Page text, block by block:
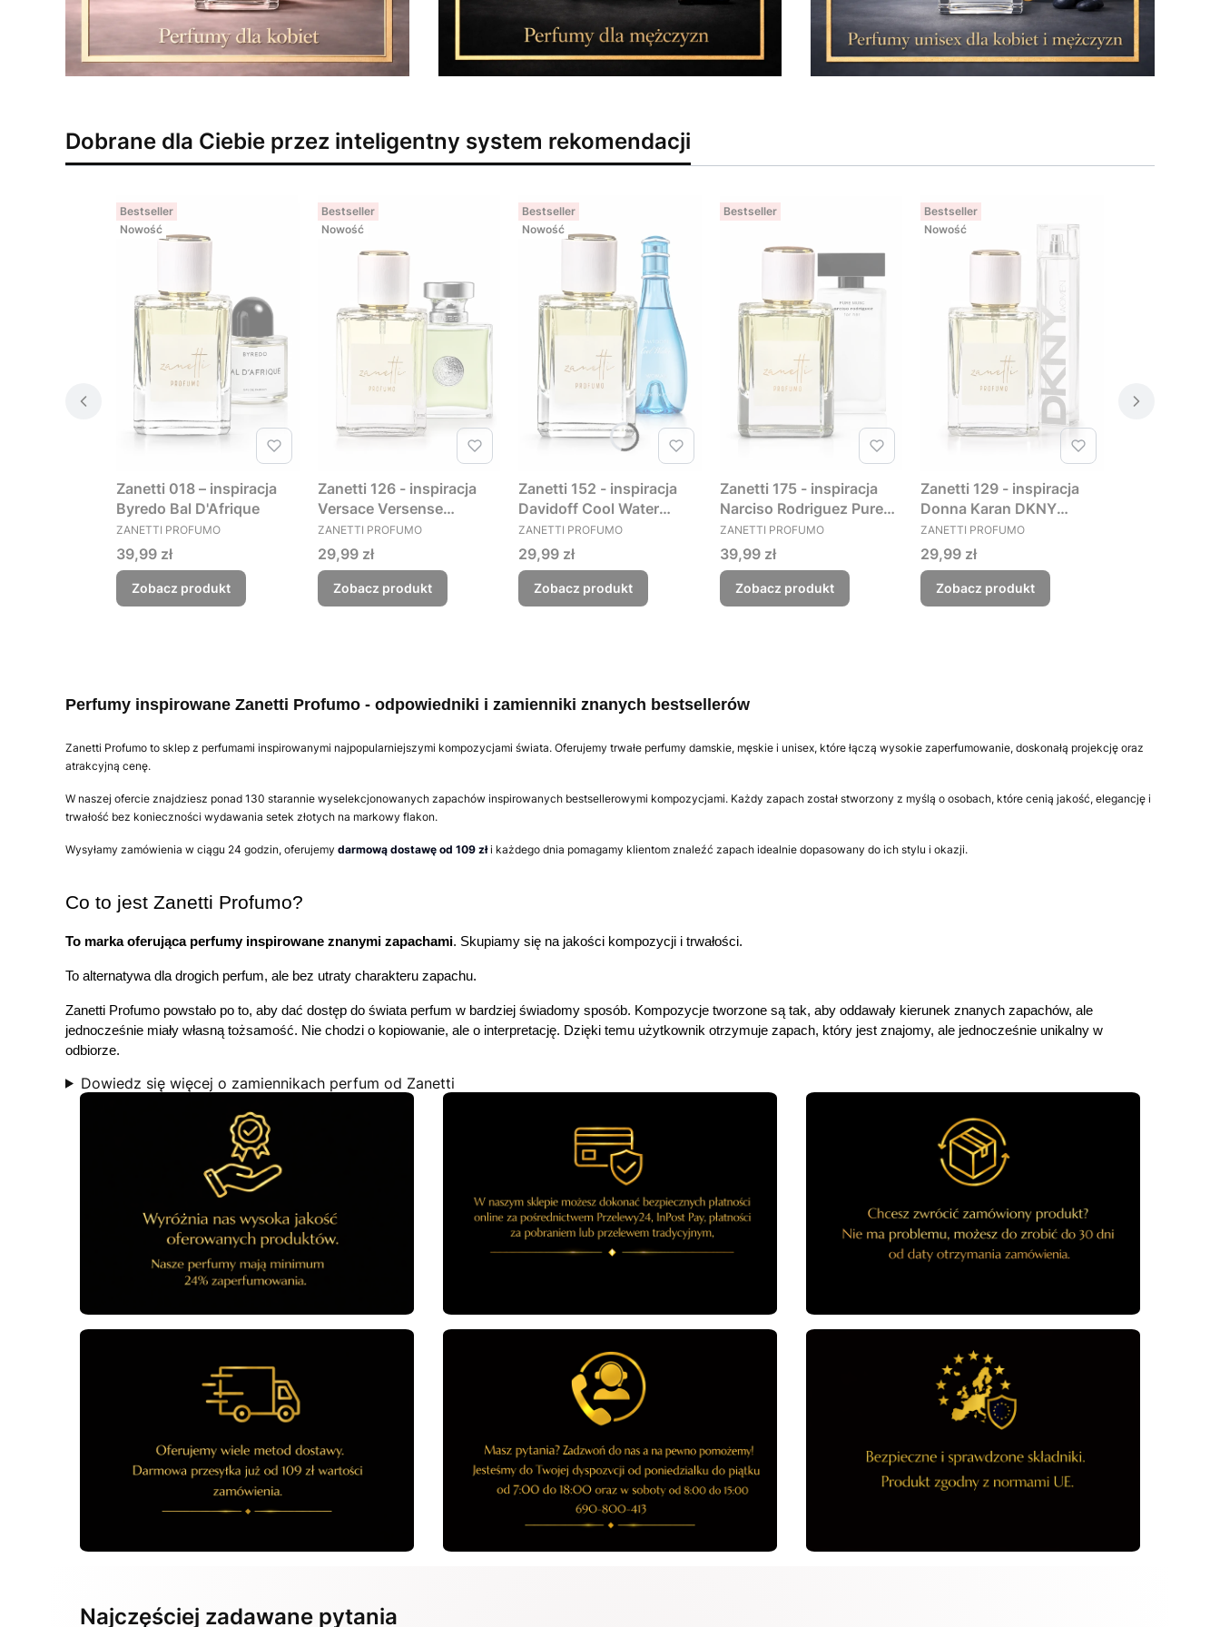
Dobrane dla Ciebie przez inteligentny system rekomendacji
Bestseller
Nowość
Zanetti 018 – inspiracja
Byredo Bal D'Afrique
PRODUCENT
ZANETTI PROFUMO
Cena
39,99 zł
Zobacz produkt
Bestseller
Nowość
Zanetti 126 - inspiracja
Versace Versense
perfumy damskie
cytrusowo - drzewno -
kwiatowe
PRODUCENT
ZANETTI PROFUMO
Cena
29,99 zł
Zobacz produkt
Bestseller
Nowość
Zanetti 152 - inspiracja
Davidoff Cool Water
Woman perfumy damskie
kwiatowo - wodne
PRODUCENT
ZANETTI PROFUMO
Cena
29,99 zł
Zobacz produkt
Bestseller
Zanetti 175 - inspiracja
Narciso Rodriguez Pure
Musc For Her
PRODUCENT
ZANETTI PROFUMO
Cena
39,99 zł
Zobacz produkt
Bestseller
Nowość
Zanetti 129 - inspiracja
Donna Karan DKNY
women perfumy damskie
świeże / cytrusowo –
zielone z nutą kwiatów
PRODUCENT
ZANETTI PROFUMO
Cena
29,99 zł
Zobacz produkt
Perfumy inspirowane Zanetti Profumo - odpowiedniki i zamienniki znanych bestsellerów
Zanetti Profumo to sklep z perfumami inspirowanymi najpopularniejszymi kompozycjami świata. Oferujemy trwałe perfumy damskie, męskie i unisex, które łączą wysokie zaperfumowanie, doskonałą projekcję oraz
atrakcyjną cenę.
W naszej ofercie znajdziesz ponad 130 starannie wyselekcjonowanych zapachów inspirowanych bestsellerowymi kompozycjami. Każdy zapach został stworzony z myślą o osobach, które cenią jakość, elegancję i
trwałość bez konieczności wydawania setek złotych na markowy flakon.
Wysyłamy zamówienia w ciągu 24 godzin, oferujemy darmową dostawę od 109 złi każdego dnia pomagamy klientom znaleźć zapach idealnie dopasowany do ich stylu i okazji.
Co to jest Zanetti Profumo?
To marka oferująca perfumy inspirowane znanymi zapachami. Skupiamy się na jakości kompozycji i trwałości.
To alternatywa dla drogich perfum, ale bez utraty charakteru zapachu.
Zanetti Profumo powstało po to, aby dać dostęp do świata perfum w bardziej świadomy sposób. Kompozycje tworzone są tak, aby oddawały kierunek znanych zapachów, ale
jednocześnie miały własną tożsamość. Nie chodzi o kopiowanie, ale o interpretację. Dzięki temu użytkownik otrzymuje zapach, który jest znajomy, ale jednocześnie unikalny w
odbiorze.
Dowiedz się więcej o zamiennikach perfum od Zanetti
Najczęściej zadawane pytania